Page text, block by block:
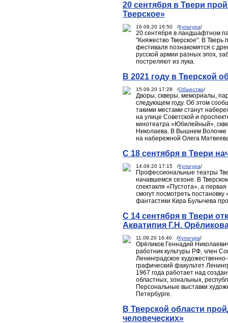
20 сентября в Твери
Тверское»
16.09.20 16:50 /Культура/
20 сентября в ландшафтном
"Княжество Тверское". В Тверь
фестиваля познакомятся с
русской армии разных эпох,
постреляют из лука.
В 2021 году в Тверской
15.09.20 17:28 /Общество/
Дворы, скверы, мемориалы,
следующем году. Об этом
такими местами станут
на улице Советской и
кинотеатра «Юбилейный»,
Николаева. В Вышнем Волочке
на набережной Олега
С 18 сентября в Твери
14.09.20 17:15 /Культура/
Профессиональные театры
начавшемся сезоне. В
спектакля «Пустота», а
смогут посмотреть
фантастики Кира Булычева
С 14 сентября в Твери
Акватипия Г.Н.
11.09.20 16:40 /Культура/
Орёликов Геннадий
работник культуры РФ, член
Ленинградское
графический факультет
1967 года работает над
областных, зональных,
Персональные выставки
Петербурге.
В Тверской области
человеческих»